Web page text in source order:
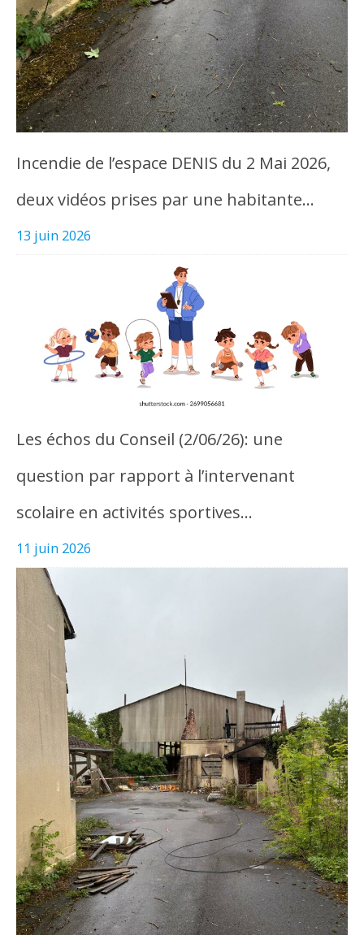
Incendie de l’espace DENIS du 2 Mai 2026,
deux vidéos prises par une habitante…
13 juin 2026
Les échos du Conseil (2/06/26): une
question par rapport à l’intervenant
scolaire en activités sportives…
11 juin 2026